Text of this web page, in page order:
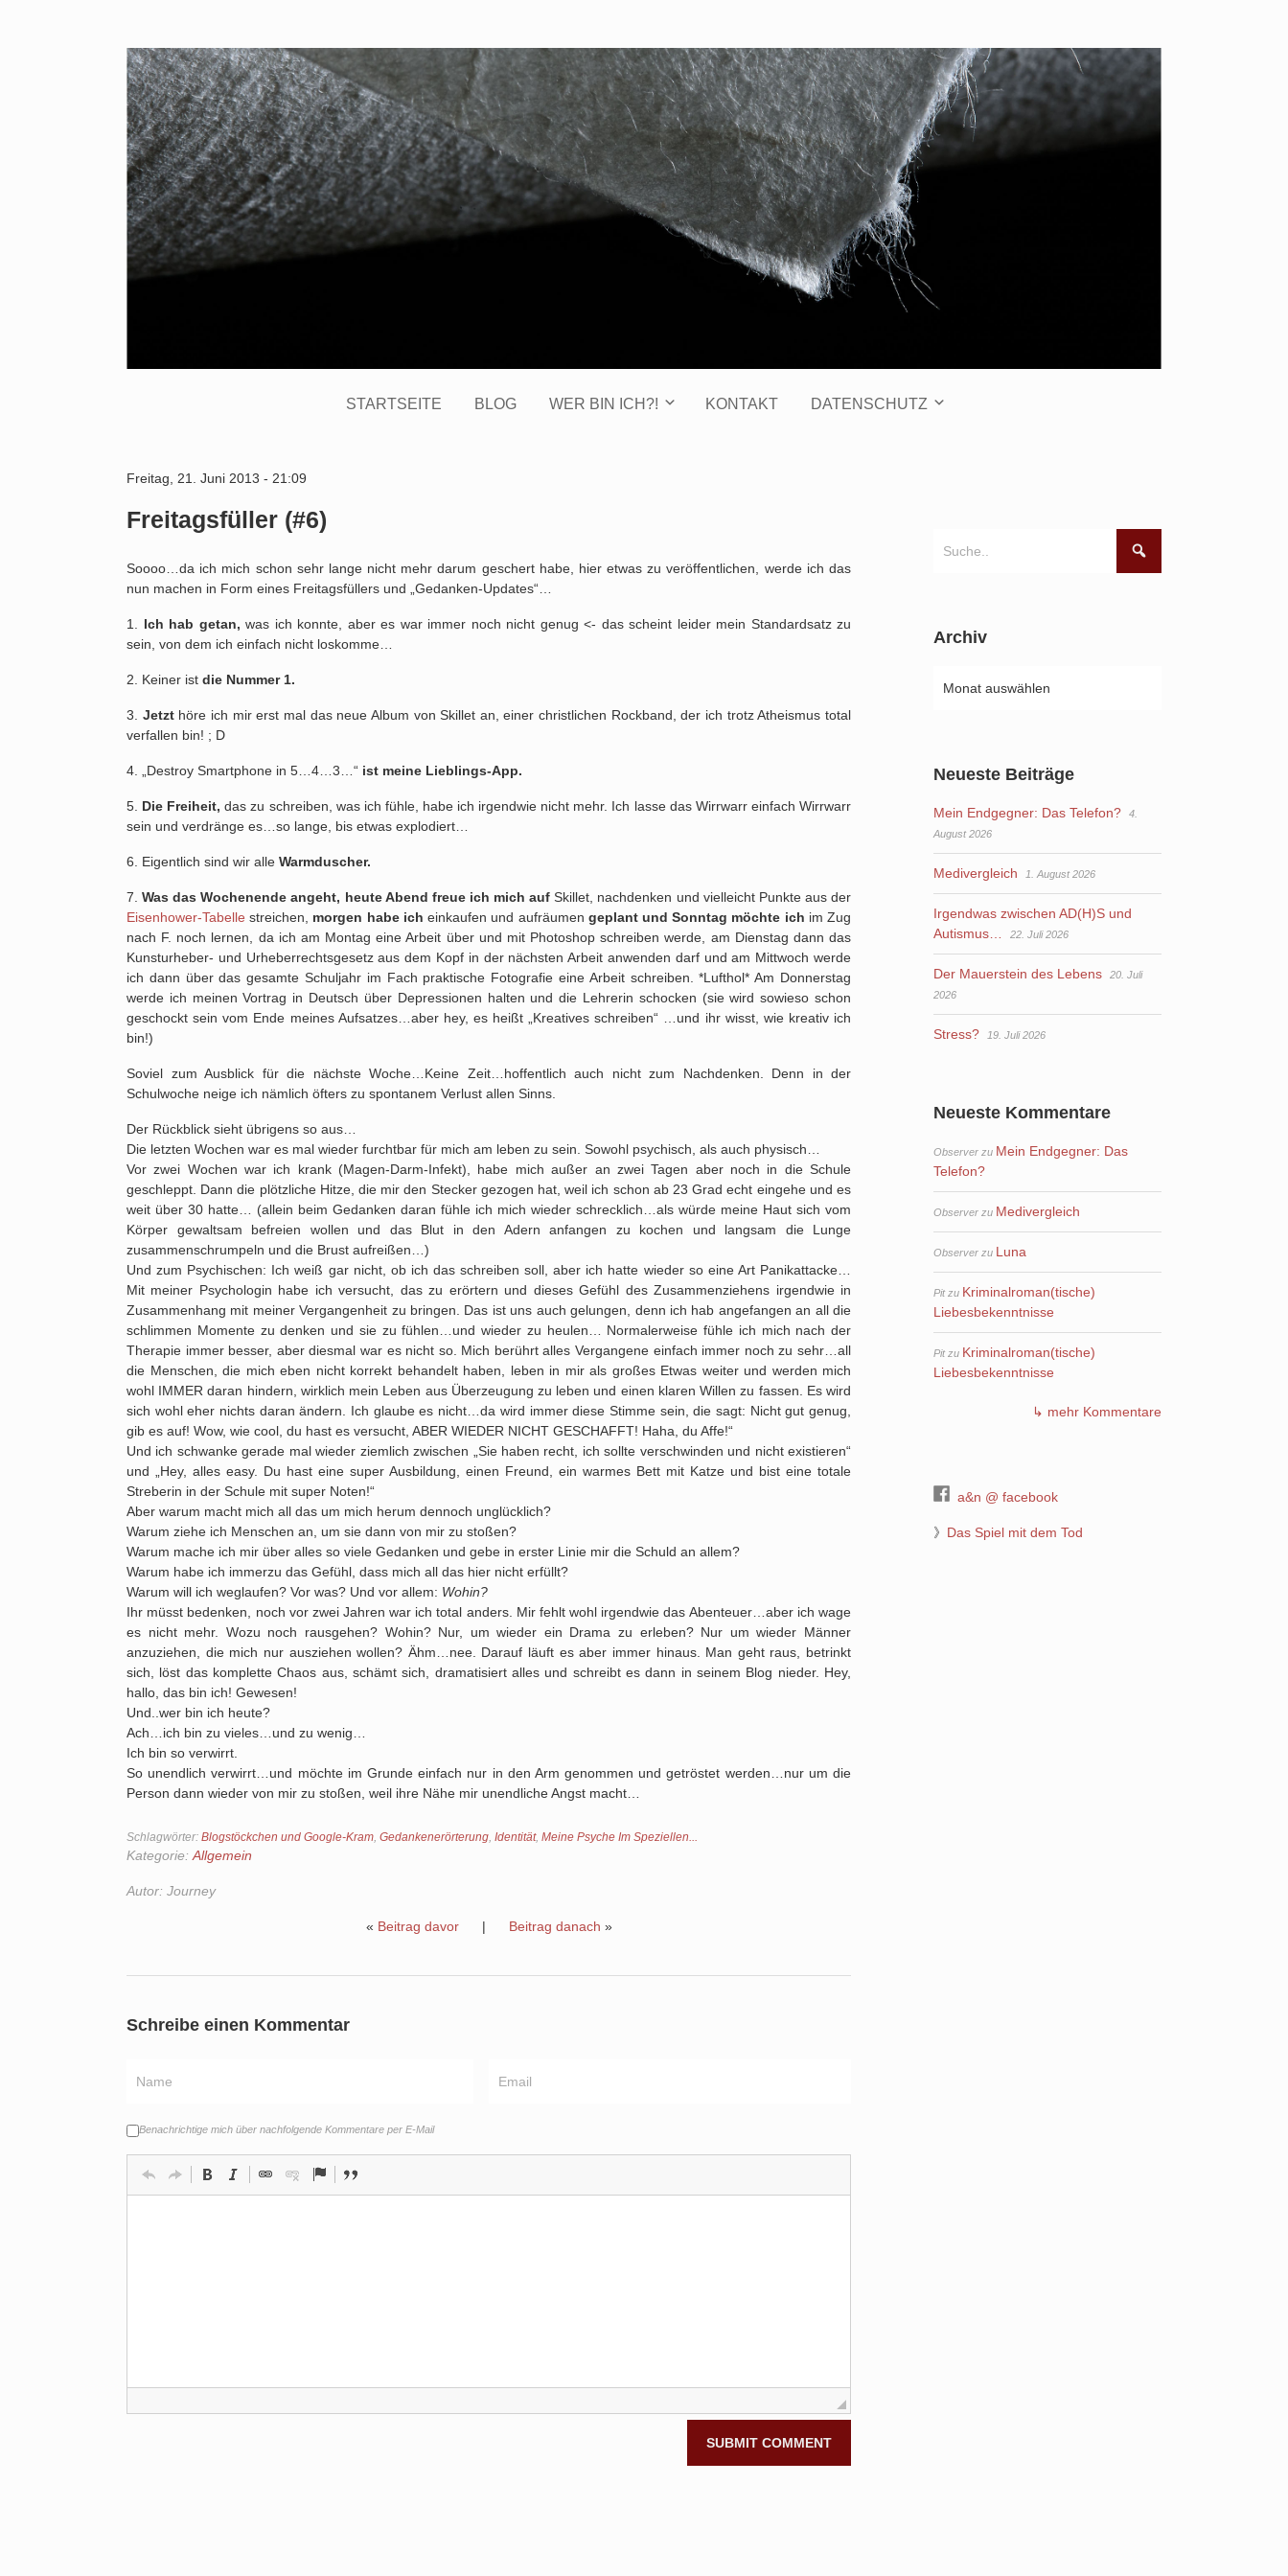
STARTSEITE BLOG WER BIN ICH?! KONTAKT DATENSCHUTZ
Freitag, 21. Juni 2013 - 21:09
Freitagsfüller (#6)
Soooo…da ich mich schon sehr lange nicht mehr darum geschert habe, hier etwas zu veröffentlichen, werde ich das
nun machen in Form eines Freitagsfüllers und „Gedanken-Updates“…
1. Ich hab getan, was ich konnte, aber es war immer noch nicht genug <- das scheint leider mein Standardsatz zu
sein, von dem ich einfach nicht loskomme…
2. Keiner ist die Nummer 1.
3. Jetzthöre ich mir erst mal das neue Album von Skillet an, einer christlichen Rockband, der ich trotz Atheismus total
verfallen bin! ; D
4. „Destroy Smartphone in 5…4…3…“ ist meine Lieblings-App.
5. Die Freiheit, das zu schreiben, was ich fühle, habe ich irgendwie nicht mehr. Ich lasse das Wirrwarr einfach Wirrwarr
sein und verdränge es…so lange, bis etwas explodiert…
6. Eigentlich sind wir alle Warmduscher.
7.Was das Wochenende angeht, heute Abend freue ich mich auf Skillet, nachdenken und vielleicht Punkte aus der
Eisenhower-Tabelle streichen, morgen habe ich einkaufen und aufräumen geplant und Sonntag möchte ich im Zug
nach F. noch lernen, da ich am Montag eine Arbeit über und mit Photoshop schreiben werde, am Dienstag dann das
Kunsturheber- und Urheberrechtsgesetz aus dem Kopf in der nächsten Arbeit anwenden darf und am Mittwoch werde
ich dann über das gesamte Schuljahr im Fach praktische Fotografie eine Arbeit schreiben. *Lufthol* Am Donnerstag
werde ich meinen Vortrag in Deutsch über Depressionen halten und die Lehrerin schocken (sie wird sowieso schon
geschockt sein vom Ende meines Aufsatzes…aber hey, es heißt „Kreatives schreiben“ …und ihr wisst, wie kreativ ich
bin!)
Soviel zum Ausblick für die nächste Woche…Keine Zeit…hoffentlich auch nicht zum Nachdenken. Denn in der
Schulwoche neige ich nämlich öfters zu spontanem Verlust allen Sinns.
Der Rückblick sieht übrigens so aus…
Die letzten Wochen war es mal wieder furchtbar für mich am leben zu sein. Sowohl psychisch, als auch physisch…
Vor zwei Wochen war ich krank (Magen-Darm-Infekt), habe mich außer an zwei Tagen aber noch in die Schule
geschleppt. Dann die plötzliche Hitze, die mir den Stecker gezogen hat, weil ich schon ab 23 Grad echt eingehe und es
weit über 30 hatte… (allein beim Gedanken daran fühle ich mich wieder schrecklich…als würde meine Haut sich vom
Körper gewaltsam befreien wollen und das Blut in den Adern anfangen zu kochen und langsam die Lunge
zusammenschrumpeln und die Brust aufreißen…)
Und zum Psychischen: Ich weiß gar nicht, ob ich das schreiben soll, aber ich hatte wieder so eine Art Panikattacke…
Mit meiner Psychologin habe ich versucht, das zu erörtern und dieses Gefühl des Zusammenziehens irgendwie in
Zusammenhang mit meiner Vergangenheit zu bringen. Das ist uns auch gelungen, denn ich hab angefangen an all die
schlimmen Momente zu denken und sie zu fühlen…und wieder zu heulen… Normalerweise fühle ich mich nach der
Therapie immer besser, aber diesmal war es nicht so. Mich berührt alles Vergangene einfach immer noch zu sehr…all
die Menschen, die mich eben nicht korrekt behandelt haben, leben in mir als großes Etwas weiter und werden mich
wohl IMMER daran hindern, wirklich mein Leben aus Überzeugung zu leben und einen klaren Willen zu fassen. Es wird
sich wohl eher nichts daran ändern. Ich glaube es nicht…da wird immer diese Stimme sein, die sagt: Nicht gut genug,
gib es auf! Wow, wie cool, du hast es versucht, ABER WIEDER NICHT GESCHAFFT! Haha, du Affe!“
Und ich schwanke gerade mal wieder ziemlich zwischen „Sie haben recht, ich sollte verschwinden und nicht existieren“
und „Hey, alles easy. Du hast eine super Ausbildung, einen Freund, ein warmes Bett mit Katze und bist eine totale
Streberin in der Schule mit super Noten!“
Aber warum macht mich all das um mich herum dennoch unglücklich?
Warum ziehe ich Menschen an, um sie dann von mir zu stoßen?
Warum mache ich mir über alles so viele Gedanken und gebe in erster Linie mir die Schuld an allem?
Warum habe ich immerzu das Gefühl, dass mich all das hier nicht erfüllt?
Warum will ich weglaufen? Vor was? Und vor allem: Wohin?
Ihr müsst bedenken, noch vor zwei Jahren war ich total anders. Mir fehlt wohl irgendwie das Abenteuer…aber ich wage
es nicht mehr. Wozu noch rausgehen? Wohin? Nur, um wieder ein Drama zu erleben? Nur um wieder Männer
anzuziehen, die mich nur ausziehen wollen? Ähm…nee. Darauf läuft es aber immer hinaus. Man geht raus, betrinkt
sich, löst das komplette Chaos aus, schämt sich, dramatisiert alles und schreibt es dann in seinem Blog nieder. Hey,
hallo, das bin ich! Gewesen!
Und..wer bin ich heute?
Ach…ich bin zu vieles…und zu wenig…
Ich bin so verwirrt.
So unendlich verwirrt…und möchte im Grunde einfach nur in den Arm genommen und getröstet werden…nur um die
Person dann wieder von mir zu stoßen, weil ihre Nähe mir unendliche Angst macht…
Schlagwörter: Blogstöckchen und Google-Kram, Gedankenerörterung, Identität, Meine Psyche Im Speziellen...
Kategorie: Allgemein
Autor: Journey
« Beitrag davor| Beitrag danach »
Schreibe einen Kommentar
Benachrichtige mich über nachfolgende Kommentare per E-Mail
Archiv
Neueste Beiträge
Mein Endgegner: Das Telefon?
4.
August 2026
Medivergleich 1. August 2026
Irgendwas zwischen AD(H)S und
Autismus…
22. Juli 2026
Der Mauerstein des Lebens
20. Juli
2026
Stress? 19. Juli 2026
Neueste Kommentare
Observer zu Mein Endgegner: Das
Telefon?
Observer zu Medivergleich
Observer zu Luna
Pitzu Kriminalroman(tische)
Liebesbekenntnisse
Pitzu Kriminalroman(tische)
Liebesbekenntnisse
↳ mehr Kommentare
a&n @ facebook
》 Das Spiel mit dem Tod